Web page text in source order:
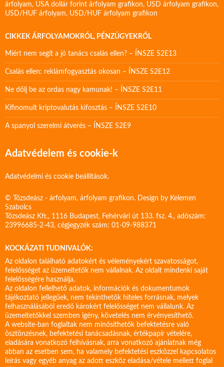
árfolyam, USA dollár forint árfolyam grafikon, USD árfolyam grafikon,
USD/HUF árfolyam, USD/HUF árfolyam grafikon
CIKKEK ÁRFOLYAMOKRÓL, PÉNZÜGYEKRŐL
Miért nem segít a jó tanács csalás ellen? – ÍNSZE S2E13
Csalás ellen: reklámfogyasztás okosan – ÍNSZE S2E12
Ne dőlj be az ordas nagy kamunak! – ÍNSZE S2E11
Kifinomult kriptovalutás kifosztás – ÍNSZE S2E10
A spanyol szerelmi átverés – ÍNSZE S2E9
Adatvédelem és cookie-k
Adatvédelmi és cookie beállítások.
© Tőzsdeász - árfolyam, árfolyam grafikon. Design by Kelemen
Szabolcs
Tőzsdeász Kft., 1116 Budapest, Fehérvári út 133. fsz. 4., adószám:
23996685-2-43, cégjegyzék szám: 01-09-988371
KOCKÁZATI TUDNIVALÓK:
Az oldalon található adatokért és véleményekért szavatosságot,
felelősséget az üzemeltetők nem vállalnak. Az oldalt mindenki saját
felelősségére használja.
Az oldalon fellelhető adatok, információk és dokumentumok
tájékoztató jellegűek, nem tekinthetők hiteles forrásnak, melyek
felhasználásából eredő károkért felelősséget nem vállalunk. Az
üzemeltetőkkel szemben igény, követelés nem érvényesíthető.
A website-ban foglaltak nem minősíthetők befektetésre való
ösztönzésnek, befektetési tanácsadásnak, értékpapír vételére,
eladására vonatkozó felhívásnak, arra vonatkozó ajánlatnak még
abban az esetben sem, ha valamely befektetési eszközzel kapcsolatos
leírás vagy egyéb anyag az adott eszköz eladása/vétele mellett foglal